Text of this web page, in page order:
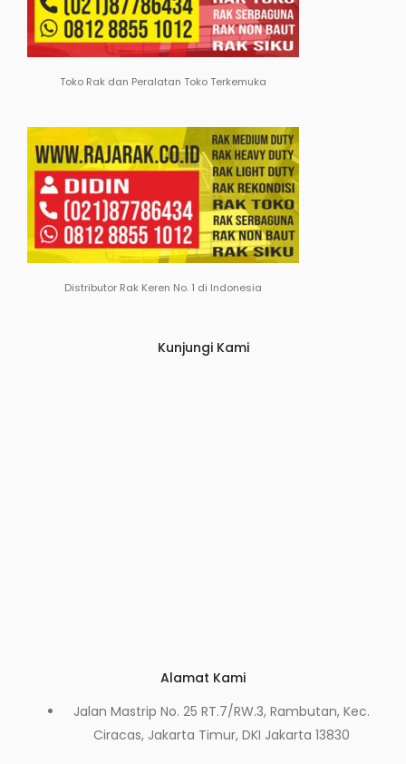
Toko Rak dan Peralatan Toko Terkemuka
Distributor Rak Keren No. 1 di Indonesia
Kunjungi Kami
Alamat Kami
Jalan Mastrip No. 25 RT.7/RW.3, Rambutan, Kec.
Ciracas, Jakarta Timur, DKI Jakarta 13830